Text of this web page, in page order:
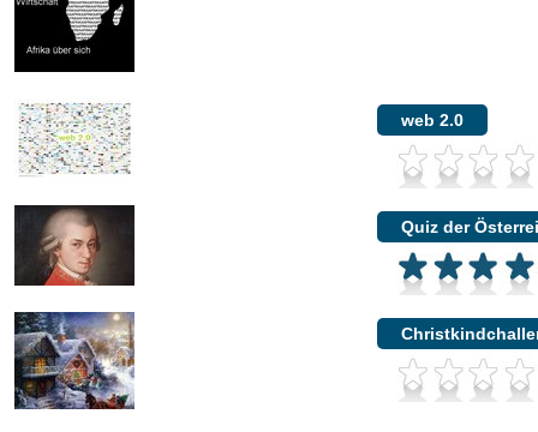
web 2.0
Quiz der